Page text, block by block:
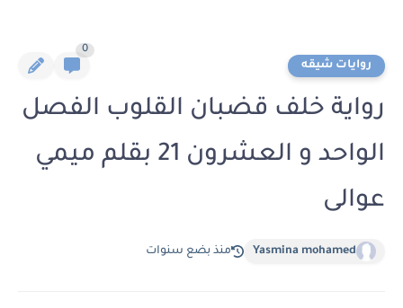
روايات شيقه
0
رواية خلف قضبان القلوب الفصل
الواحد و العشرون 21 بقلم ميمي
عوالى
Yasmina mohamed منذ بضع سنوات